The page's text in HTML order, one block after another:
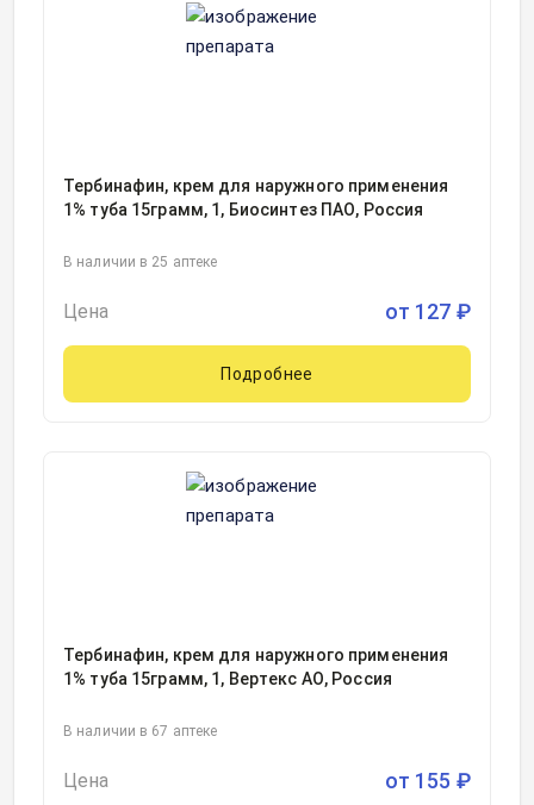
Тербинафин, крем для наружного применения
1% туба 15грамм, 1, Биосинтез ПАО, Россия
В наличии в 25 аптеке
Цена от 127 ₽
Подробнее
Тербинафин, крем для наружного применения
1% туба 15грамм, 1, Вертекс АО, Россия
В наличии в 67 аптеке
Цена от 155 ₽